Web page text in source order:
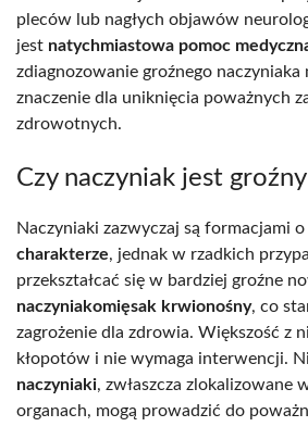
pleców lub nagłych objawów
jest natychmiastowa pomoc
zdiagnozowanie groźnego naczyniaka
znaczenie dla uniknięcia poważnych
zdrowotnych.
Czy naczyniak jest
Naczyniaki zazwyczaj są formacjami o
charakterze, jednak w rzadkich
przekształcać się w bardziej groźne
naczyniakomięsak krwionośny, co
zagrożenie dla zdrowia. Większość z
kłopotów i nie wymaga interwencji.
naczyniaki, zwłaszcza zlokalizowane
organach, mogą prowadzić do